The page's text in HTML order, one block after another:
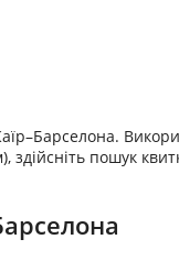
пошук